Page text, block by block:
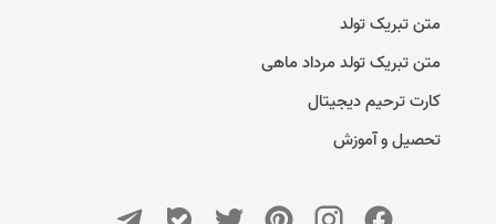
متن تبریک تولد
متن تبریک تولد مرداد ماهی
کارت ترحیم دیجیتال
تحصیل و آموزش